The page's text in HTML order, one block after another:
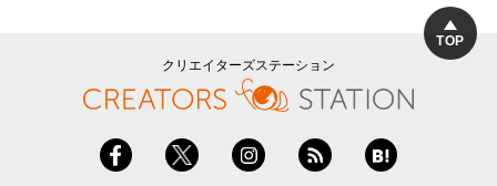
TOP
クリエイターズステーション